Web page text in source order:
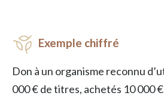
Exemple chiffré
Don à un organisme reconnu
000 € de titres, achetés 10 000